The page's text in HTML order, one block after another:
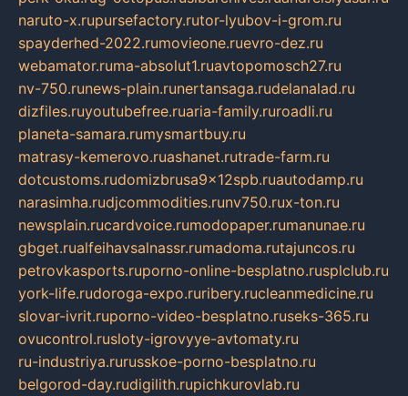
naruto-x.rupursefactory.rutor-lyubov-i-grom.ru
spayderhed-2022.rumovieone.ruevro-dez.ru
webamator.ruma-absolut1.ruavtopomosch27.ru
nv-750.runews-plain.runertansaga.rudelanalad.ru
dizfiles.ruyoutubefree.ruaria-family.ruroadli.ru
planeta-samara.rumysmartbuy.ru
matrasy-kemerovo.ruashanet.rutrade-farm.ru
dotcustoms.rudomizbrusa9x12spb.ruautodamp.ru
narasimha.rudjcommodities.runv750.rux-ton.ru
newsplain.rucardvoice.rumodopaper.rumanunae.ru
gbget.rualfeihavsalnassr.rumadoma.rutajuncos.ru
petrovkasports.ruporno-online-besplatno.rusplclub.ru
york-life.rudoroga-expo.ruribery.rucleanmedicine.ru
slovar-ivrit.ruporno-video-besplatno.ruseks-365.ru
ovucontrol.rusloty-igrovyye-avtomaty.ru
ru-industriya.rurusskoe-porno-besplatno.ru
belgorod-day.rudigilith.rupichkurovlab.ru